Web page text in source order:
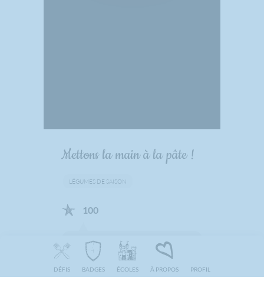
Mettons la main à la pâte !
LÉGUMES DE SAISON
100
Plusieurs élèves ont réalisé à
différentes reprises des recettes
à la maison et les parents ont
DÉFIS BADGES ÉCOLES À PROPOS PROFIL